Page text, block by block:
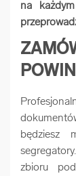
Pozostałe
na
będziesz
zbioru